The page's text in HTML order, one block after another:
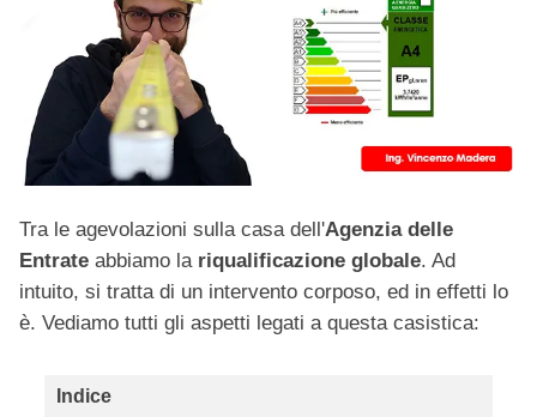
Tra le agevolazioni sulla casa dell'Agenzia delle
Entrate abbiamo la riqualificazione globale. Ad
intuito, si tratta di un intervento corposo, ed in effetti lo
è. Vediamo tutti gli aspetti legati a questa casistica:
Indice